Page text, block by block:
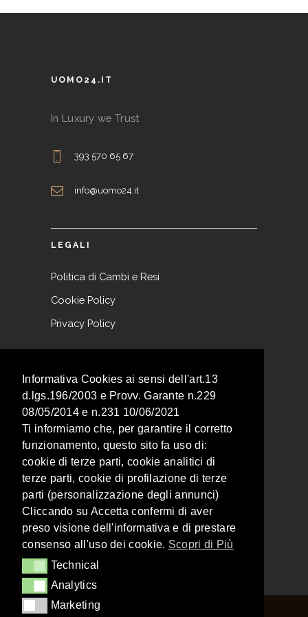
Informativa Cookies ai sensi dell'art.13
d.lgs.196/2003 e Provv. Garante n.229
08/05/2014 e n.231 10/06/2021
Ti informiamo che, per garantire il corretto
funzionamento, questo sito fa uso di:
cookie di terze parti, cookie analitici di
terze parti, cookie di profilazione di terze
parti (personalizzazione degli annunci)
Cliccando su Accetta confermi di aver
preso visione dell'informativa e di prestare
consenso all'uso dei cookie. Scopri di Più
TechnicalTechnical
AnalyticsAnalytics
MarketingMarketing
Le
UOMO24.IT
In Luxury we Trust
393 570 65 67
info@uomo24.it
LEGALI
Politica di Cambi e Resi
Cookie Policy
Privacy Policy
NEWSLETTER
Iscriviti alla nostra newsletter per non
perderti nessuna promozione!
Acconsento al Trattamento dei miei dati descritto nellaPrivacy Policy.